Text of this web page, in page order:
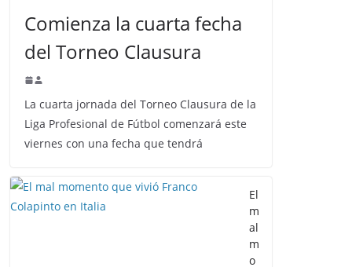
Comienza la cuarta fecha
del Torneo Clausura
La cuarta jornada del Torneo Clausura de la
Liga Profesional de Fútbol comenzará este
viernes con una fecha que tendrá
El
m
al
m
o